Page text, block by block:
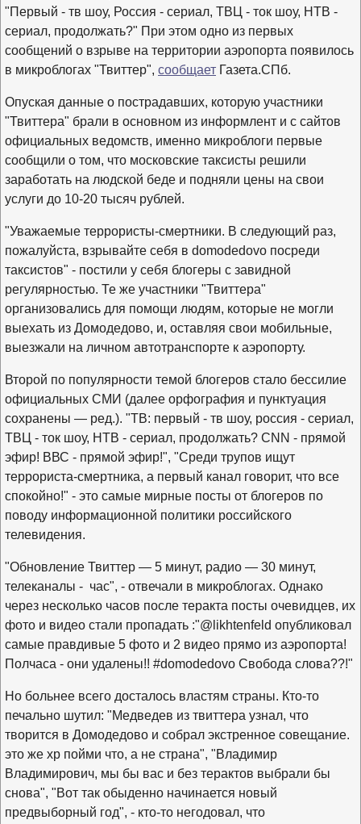
"Первый - тв шоу, Россия - сериал, ТВЦ - ток шоу, НТВ -
сериал, продолжать?" При этом одно из первых
сообщений о взрыве на территории аэропорта появилось
в микроблогах "Твиттер", сообщает Газета.СПб.
Опуская данные о пострадавших, которую участники
"Твиттера" брали в основном из информлент и с сайтов
официальных ведомств, именно микроблоги первые
сообщили о том, что московские таксисты решили
заработать на людской беде и подняли цены на свои
услуги до 10-20 тысяч рублей.
"Уважаемые террористы-смертники. В следующий раз,
пожалуйста, взрывайте себя в domodedovo посреди
таксистов" - постили у себя блогеры с завидной
регулярностью. Те же участники "Твиттера"
организовались для помощи людям, которые не могли
выехать из Домодедово, и, оставляя свои мобильные,
выезжали на личном автотранспорте к аэропорту.
Второй по популярности темой блогеров стало бессилие
официальных СМИ (далее орфография и пунктуация
сохранены — ред.). "ТВ: первый - тв шоу, россия - сериал,
ТВЦ - ток шоу, НТВ - сериал, продолжать? CNN - прямой
эфир! ВВС - прямой эфир!", "Среди трупов ищут
террориста-смертника, а первый канал говорит, что все
спокойно!" - это самые мирные посты от блогеров по
поводу информационной политики российского
телевидения.
"Обновление Твиттер — 5 минут, радио — 30 минут,
телеканалы - час", - отвечали в микроблогах. Однако
через несколько часов после теракта посты очевидцев, их
фото и видео стали пропадать :"@likhtenfeld опубликовал
самые правдивые 5 фото и 2 видео прямо из аэропорта!
Полчаса - они удалены!! #domodedovo Свобода слова??!"
Но больнее всего досталось властям страны. Кто-то
печально шутил: "Медведев из твиттера узнал, что
творится в Домодедово и собрал экстренное совещание.
это же хр пойми что, а не страна", "Владимир
Владимирович, мы бы вас и без терактов выбрали бы
снова", "Вот так обыденно начинается новый
предвыборный год", - кто-то негодовал, что